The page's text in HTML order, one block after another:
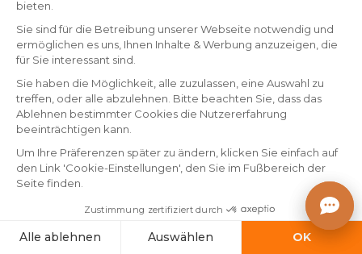
Verkauft x2
2er Set
Weihnachtsanhänger (H9
cm) Zuckerbär Blau
Christrose auf Clip (D12 cm)
Ice schillernd
1)
3.99